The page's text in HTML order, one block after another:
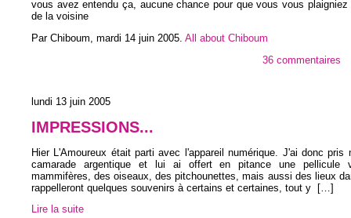
vous avez entendu ça, aucune chance pour que vous vous plaigniez
de la voisine
Par Chiboum, mardi 14 juin 2005 All about Chiboum
36 commentaires
lundi 13 juin 2005
IMPRESSIONS...
Hier L'Amoureux était parti avec l'appareil numérique. J'ai donc pris
camarade argentique et lui ai offert en pitance une pellicule
mammifères, des oiseaux, des pitchounettes, mais aussi des lieux
rappelleront quelques souvenirs à certains et certaines, tout y […]
Lire la suite